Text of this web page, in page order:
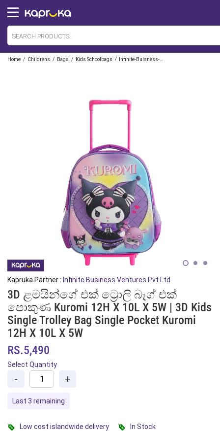
Home / Childrens / Bags / Kids Schoolbags /
Kapruka Partner : Infinite Business Ventures Pvt Ltd
3D ළමයින්ගේ එක් ට්‍රොලි බෑග් එක්
පොකුණ Kuromi 12H X 10L X 5W | 3D Kids
Single Trolley Bag Single Pocket Kuromi
12H X 10L X 5W
RS.5,490
Select Quantity
- +
Last 3 remaining
Low cost islandwide delivery
In Stock